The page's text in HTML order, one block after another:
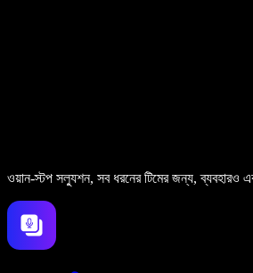
ওয়ান-স্টপ সল্যুশন, সব ধরনের টিমের জন্য, ব্যবহারও